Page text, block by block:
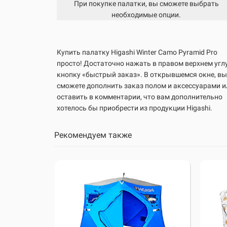
При покупке палатки, вы сможете выбрать
необходимые опции.
Купить палатку Higashi Winter Camo Pyramid Pro
просто! Достаточно нажать в правом верхнем
кнопку «быстрый заказ». В открывшемся окне, вы
сможете дополнить заказ полом и аксессуарами
оставить в комментарии, что вам дополнительно
хотелось бы приобрести из продукции Higashi.
Рекомендуем также